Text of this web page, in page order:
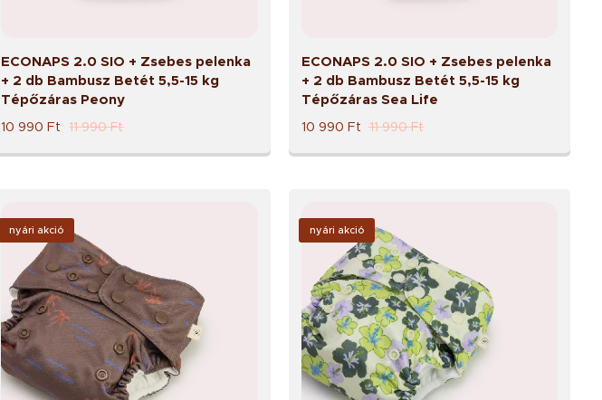
ECONAPS 2.0 SIO + Zsebes pelenka
+ 2 db Bambusz Betét 5,5-15 kg
Tépőzáras Peony
10 990 Ft 11 990Ft
ECONAPS 2.0 SIO + Zsebes pelenka
+ 2 db Bambusz Betét 5,5-15 kg
Tépőzáras Sea Life
10 990 Ft 11 990Ft
nyári akció nyári akció